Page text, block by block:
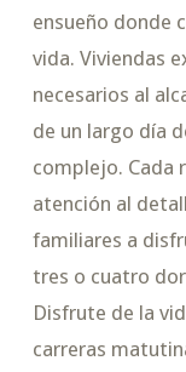
ensueño donde
vida. Viviendas
necesarios al
de un largo día
complejo. Cada
atención al
familiares a
tres o cuatro
Disfrute de la
carreras